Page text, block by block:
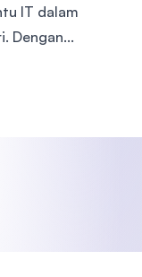
IT dalam
Dengan...